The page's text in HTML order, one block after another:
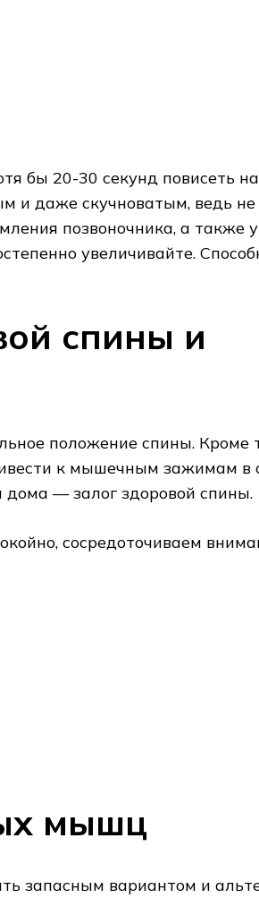
бы 20-30 секунд повисеть
и даже скучноватым, ведь
позвоночника, а также
увеличивайте.
спины и
положение спины. Кроме
к мышечным зажимам в
— залог здоровой спины.
сосредоточиваем
мышц
запасным вариантом и